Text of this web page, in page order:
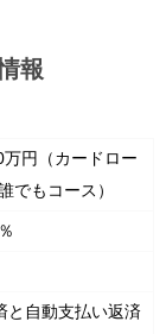
報
円（カードロー
でもコース）
と自動支払い返済